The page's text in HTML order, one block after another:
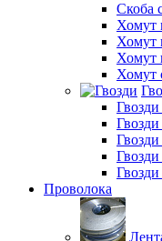
Скоба
Хомут
Хомут
Хомут
Хомут
Проволока